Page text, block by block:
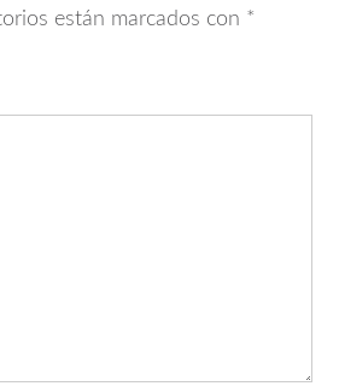
están marcados con *